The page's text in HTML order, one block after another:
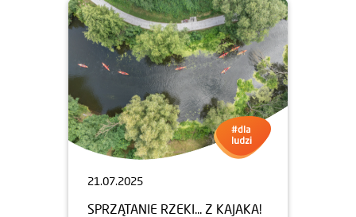
21.07.2025
SPRZĄTANIE RZEKI... Z KAJAKA!